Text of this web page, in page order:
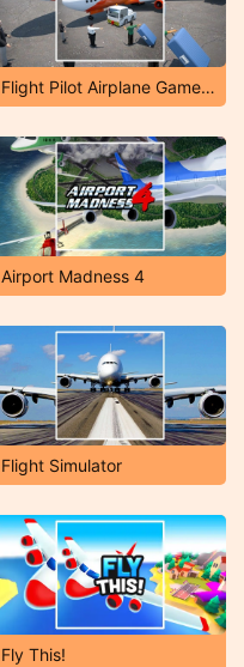
Flight Pilot Airplane Games 24
Airport Madness 4
Flight Simulator
Fly This!